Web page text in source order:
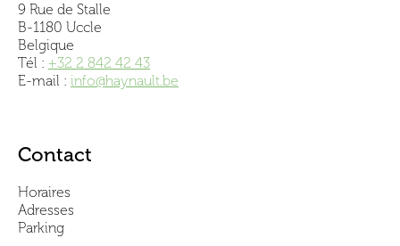
9 Rue de Stalle
B-1180 Uccle
Belgique
Tél : +32 2 842 42 43
E-mail : info@haynault.be
Contact
Horaires
Adresses
Parking